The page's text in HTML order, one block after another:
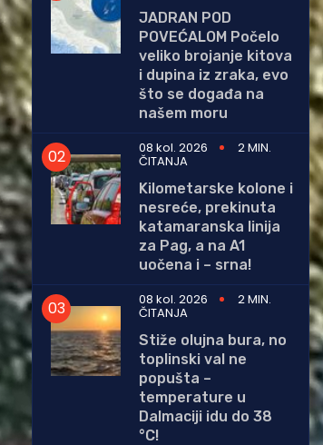
JADRAN POD
POVEĆALOM Počelo
veliko brojanje kitova
i dupina iz zraka, evo
što se događa na
našem moru
08 kol. 2026
2 MIN.
ČITANJA
Kilometarske kolone i
nesreće, prekinuta
katamaranska linija
za Pag, a na A1
uočena i – srna!
08 kol. 2026
2 MIN.
ČITANJA
Stiže olujna bura, no
toplinski val ne
popušta –
temperature u
Dalmaciji idu do 38
°C!